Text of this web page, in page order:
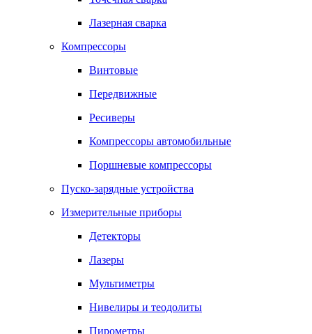
Лазерная сварка
Компрессоры
Винтовые
Передвижные
Ресиверы
Компрессоры автомобильные
Поршневые компрессоры
Пуско-зарядные устройства
Измерительные приборы
Детекторы
Лазеры
Мультиметры
Нивелиры и теодолиты
Пирометры